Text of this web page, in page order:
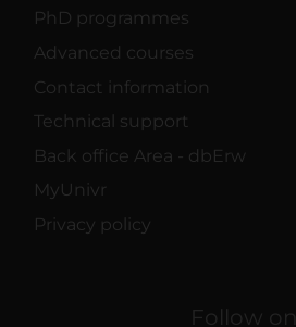
PhD programmes
Advanced courses
Contact information
Technical support
Back office Area - dbErw
MyUnivr
Privacy policy
Follow on